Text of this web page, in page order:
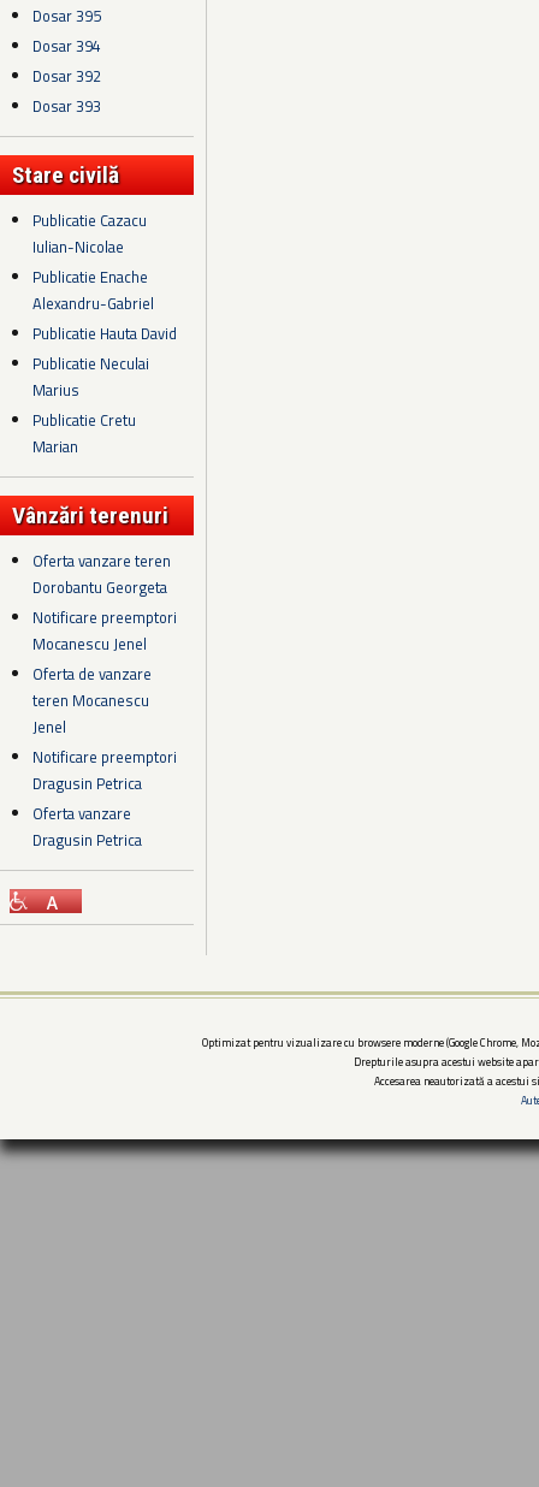
Dosar 395
Dosar 394
Dosar 392
Dosar 393
Stare civilă
Publicatie Cazacu
Iulian-Nicolae
Publicatie Enache
Alexandru-Gabriel
Publicatie Hauta David
Publicatie Neculai
Marius
Publicatie Cretu
Marian
Vânzări terenuri
Oferta vanzare teren
Dorobantu Georgeta
Notificare preemptori
Mocanescu Jenel
Oferta de vanzare
teren Mocanescu
Jenel
Notificare preemptori
Dragusin Petrica
Oferta vanzare
Dragusin Petrica
Optimizat pentru vizualizare cu browsere moderne (Google Chrome,
Drepturile asupra acestui website
Accesarea neautorizată a acestui